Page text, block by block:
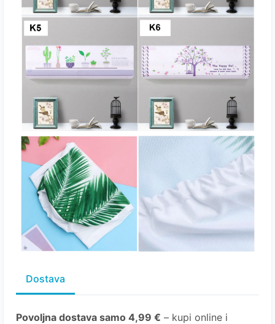
Dostava
Povoljna dostava samo 4,99 € – kupi online i